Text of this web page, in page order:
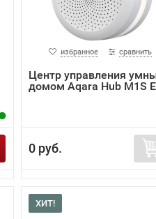
избранное сравнить
Центр управления
домом Aqara Hub M1S
0 руб.
ХИТ!